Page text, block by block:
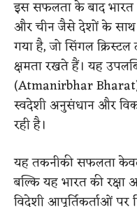
इस सफलता के बाद भारत
और चीन जैसे देशों के साथ
गया है, जो सिंगल क्रिस्टल
क्षमता रखते हैं। यह
(Atmanirbhar
स्वदेशी अनुसंधान और
रही है।
यह तकनीकी सफलता
बल्कि यह भारत की रक्षा
विदेशी आपूर्तिकर्ताओं